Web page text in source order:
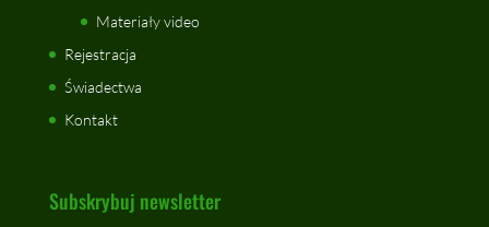
Materiały video
Rejestracja
Świadectwa
Kontakt
Subskrybuj newsletter